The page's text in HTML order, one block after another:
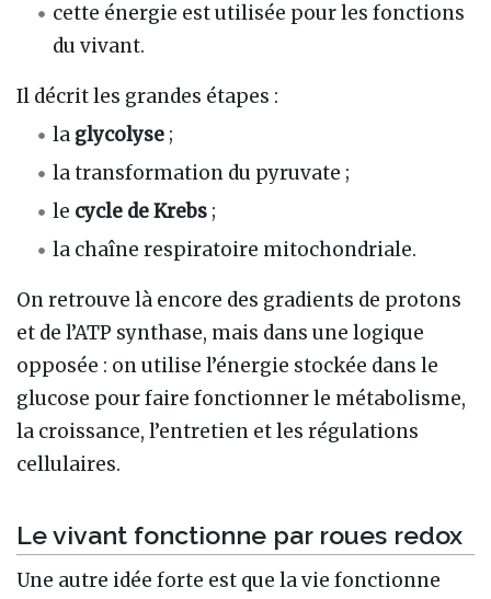
cette énergie est utilisée pour les fonctions
du vivant.
Il décrit les grandes étapes :
la glycolyse ;
la transformation du pyruvate ;
le cycle de Krebs ;
la chaîne respiratoire mitochondriale.
On retrouve là encore des gradients de protons
et de l’ATP synthase, mais dans une logique
opposée : on utilise l’énergie stockée dans le
glucose pour faire fonctionner le métabolisme,
la croissance, l’entretien et les régulations
cellulaires.
Le vivant fonctionne par roues redox
Une autre idée forte est que la vie fonctionne